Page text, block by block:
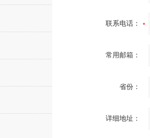
联系电话：
常用邮箱：
省份：
详细地址：